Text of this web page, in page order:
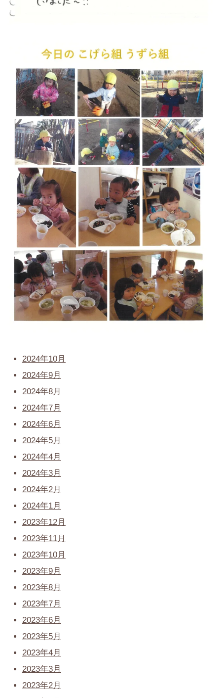
2024年10月
2024年9月
2024年8月
2024年7月
2024年6月
2024年5月
2024年4月
2024年3月
2024年2月
2024年1月
2023年12月
2023年11月
2023年10月
2023年9月
2023年8月
2023年7月
2023年6月
2023年5月
2023年4月
2023年3月
2023年2月